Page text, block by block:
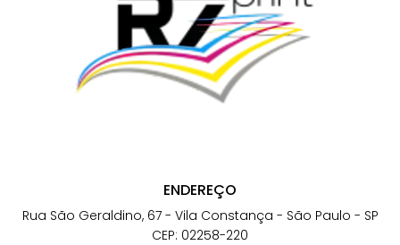
ENDEREÇO
Rua São Geraldino, 67 - Vila Constança - São Paulo - SP
CEP: 02258-220